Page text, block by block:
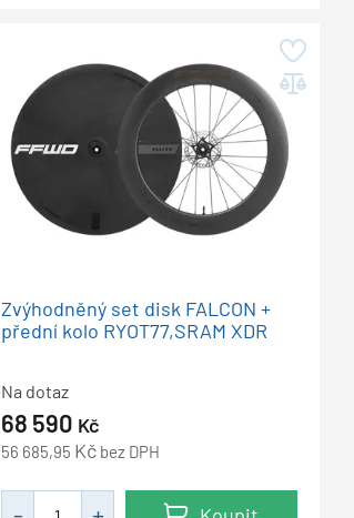
Zvýhodněný set disk FALCON +
přední kolo RYOT77,SRAM XDR
Na dotaz
68 590 Kč
56 685,95 Kč bez DPH